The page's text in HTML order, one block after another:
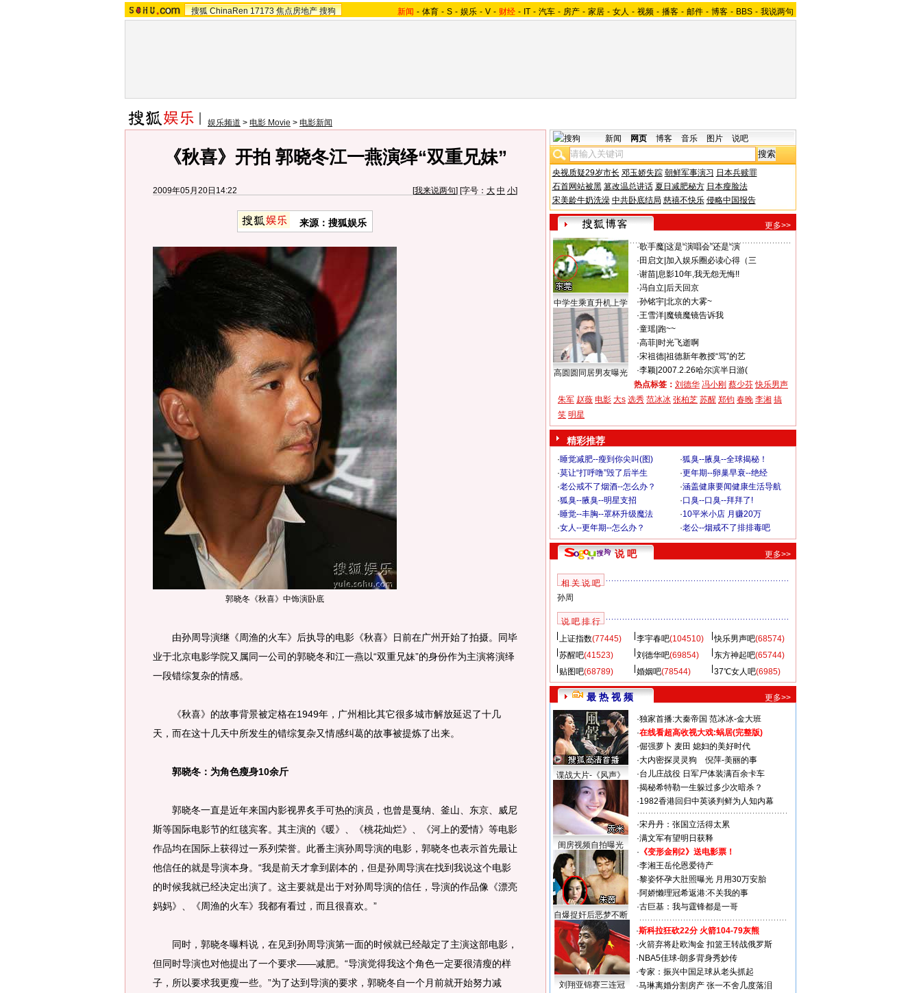
搜狐 ChinaRen 17173 焦点房地产 搜狗 新闻 - 体育 - S - 娱乐 - V - 财经 - IT - 汽车 - 房产 - 家居 - 女人 - 视频 - 播客 - 邮件 - 博客 - BBS - 我说两句
娱乐频道 > 电影 Movie > 电影新闻
《秋喜》开拍 郭晓冬江一燕演绎“双重兄妹”
2009年05月20日14:22 [我来说两句] [字号： 大 中 小]
来源： 搜狐娱乐
郭晓冬《秋喜》中饰演卧底
由孙周导演继《周渔的火车》后执导的电影《秋喜》日前在广州开始了拍摄。同毕
业于北京电影学院又属同一公司的郭晓冬和江一燕以“双重兄妹”的身份作为主演将演绎
一段错综复杂的情感。
《秋喜》的故事背景被定格在1949年，广州相比其它很多城市解放延迟了十几
天，而在这十几天中所发生的错综复杂又情感纠葛的故事被提炼了出来。
郭晓冬：为角色瘦身10余斤
郭晓冬一直是近年来国内影视界炙手可热的演员，也曾是戛纳、釜山、东京、威尼
斯等国际电影节的红毯宾客。其主演的《暖》、《桃花灿烂》、《河上的爱情》等电影
作品均在国际上获得过一系列荣誉。此番主演孙周导演的电影，郭晓冬也表示首先最让
他信任的就是导演本身。“我是前天才拿到剧本的，但是孙周导演在找到我说这个电影
的时候我就已经决定出演了。这主要就是出于对孙周导演的信任，导演的作品像《漂亮
妈妈》、《周渔的火车》我都有看过，而且很喜欢。”
同时，郭晓冬曝料说，在见到孙周导演第一面的时候就已经敲定了主演这部电影，
但同时导演也对他提出了一个要求——减肥。“导演觉得我这个角色一定要很清瘦的样
子，所以要求我更瘦一些。”为了达到导演的要求，郭晓冬自一个月前就开始努力减
新闻 网页 博客 音乐 图片 说吧
央视质疑29岁市长 邓玉娇失踪 朝鲜军事演习 日本兵赎罪
石首网站被黑 篡改温总讲话 夏日减肥秘方 日本瘦脸法
宋美龄牛奶洗澡 中共卧底结局 慈禧不快乐 侵略中国报告
更多>>
中学生乘直升机上学
高圆圆同居男友曝光
·歌手魔| 这是“演唱会”还是“演
· 田启文 加入娱乐圈必读心得（三
·谢苗| 息影10年,我无怨无悔!!
·冯自立 后天回京
·孙铭宇| 北京的大雾~
·王雪洋| 魔镜魔镜告诉我
·童瑶| 跑~~
·高菲| 时光飞逝啊
·宋祖德| 祖德新年教授“骂”的艺
·李颖| 2007.2.26哈尔滨半日游(
热点标签： 刘德华 冯小刚 蔡少芬 快乐男声
朱军 赵薇 电影 大s 选秀 范冰冰 张柏芝 苏醒 郑钧 春晚 李湘 搞
笑 明星
精彩推荐
·睡觉减肥--瘦到你尖叫(图) ·狐臭--腋臭--全球揭秘！
·莫让“打呼噜”毁了后半生 ·更年期--卵巢早衰--绝经
·老公戒不了烟酒--怎么办？ ·涵盖健康要闻健康生活导航
·狐臭--腋臭--明星支招 ·口臭--口臭--拜拜了!
·睡觉--丰胸--罩杯升级魔法 ·10平米小店 月赚20万
·女人--更年期--怎么办？ ·老公--烟戒不了排排毒吧
说 吧 更多>>
相 关 说 吧
孙周
说 吧 排 行
上证指数(77445) 李宇春吧(104510) 快乐男声吧(68574)
苏醒吧(41523) 刘德华吧(69854) 东方神起吧(65744)
贴图吧(68789) 婚姻吧(78544) 37℃女人吧(6985)
最 热 视 频 更多>>
谍战大片-《风声》
闺房视频自拍曝光
自爆捉奸后恶梦不断
·独家首播:大秦帝国 范冰冰-金大班
·在线看超高收视大戏:蜗居(完整版)
·倔强萝卜 麦田 媳妇的美好时代
·大内密探灵灵狗
倪萍-美丽的事
·台儿庄战役 日军尸体装满百余卡车
·揭秘希特勒一生躲过多少次暗杀？
·1982香港回归中英谈判鲜为人知内幕
·宋丹丹：张国立活得太累
·满文军有望明日获释
· 《变形金刚2》送电影票！
·李湘王岳伦恩爱待产
·黎姿怀孕大肚照曝光 月用30万安胎
·阿娇懒理冠希返港:不关我的事
·古巨基：我与霆锋都是一哥
刘翔亚锦赛三连冠
·斯科拉狂砍22分 火箭104-79灰熊
·火箭弃将赴欧淘金 扣篮王转战俄罗斯
· NBA5佳球-朗多背身秀妙传
·专家：振兴中国足球从老头抓起
·马琳离婚分割房产 张一不舍几度落泪